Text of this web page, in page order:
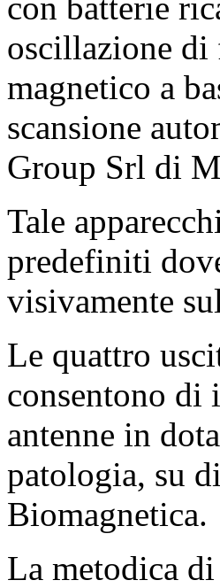
oscillazione di
magnetico a
scansione
Group Srl di
Tale
predefiniti
visivamente
Le quattro
consentono di
antenne in
patologia, su
Biomagnetica.
La metodica